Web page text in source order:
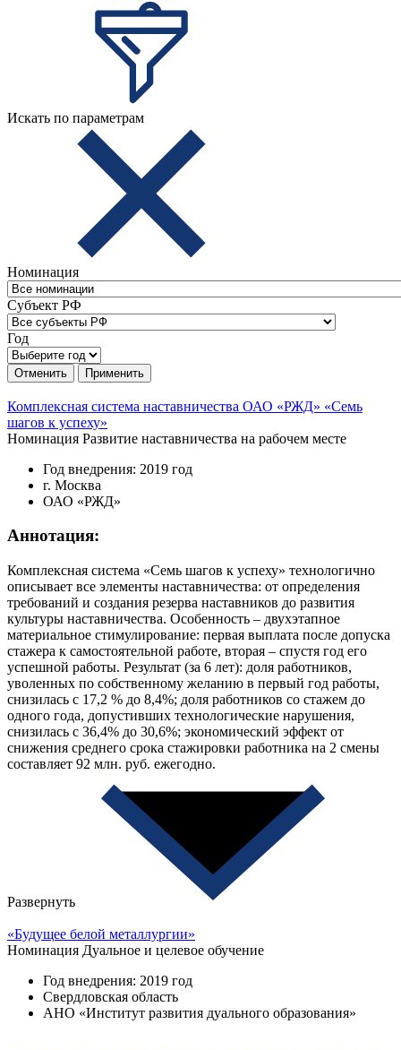
Искать по параметрам
Номинация
Субъект РФ
Год
Отменить Применить
Комплексная система наставничества ОАО «РЖД» «Семь
шагов к успеху»
Номинация Развитие наставничества на рабочем месте
Год внедрения: 2019 год
г. Москва
ОАО «РЖД»
Аннотация:
Комплексная система «Семь шагов к успеху» технологично
описывает все элементы наставничества: от определения
требований и создания резерва наставников до развития
культуры наставничества. Особенность – двухэтапное
материальное стимулирование: первая выплата после допуска
стажера к самостоятельной работе, вторая – спустя год его
успешной работы. Результат (за 6 лет): доля работников,
уволенных по собственному желанию в первый год работы,
снизилась с 17,2 % до 8,4%; доля работников со стажем до
одного года, допустивших технологические нарушения,
снизилась с 36,4% до 30,6%; экономический эффект от
снижения среднего срока стажировки работника на 2 смены
составляет 92 млн. руб. ежегодно.
Развернуть
«Будущее белой металлургии»
Номинация Дуальное и целевое обучение
Год внедрения: 2019 год
Свердловская область
АНО «Институт развития дуального образования»